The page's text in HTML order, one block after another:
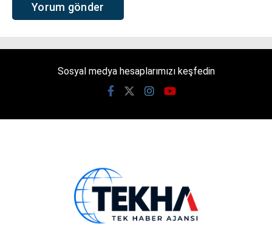
Sosyal medya hesaplarımızı keşfedin